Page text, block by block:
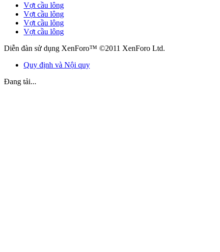
Vợt cầu lông
Vợt cầu lông
Vợt cầu lông
Vợt cầu lông
Diễn đàn sử dụng XenForo™ ©2011 XenForo Ltd.
Quy định và Nội quy
Đang tải...